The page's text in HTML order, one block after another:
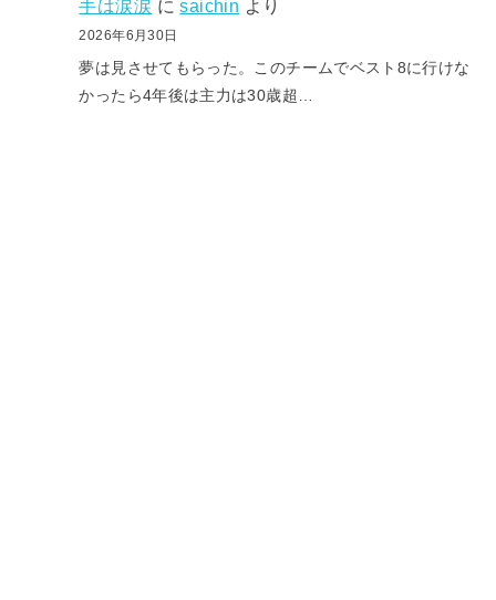
手は涙涙 にsaichin より
2026年6月30日
夢は見させてもらった。このチームでベスト8に行けな
かったら4年後は主力は30歳超…